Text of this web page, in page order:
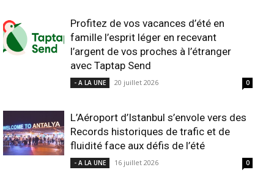
Profitez de vos vacances d’été en
famille l’esprit léger en recevant
l’argent de vos proches à l’étranger
avec Taptap Send
- A LA UNE 20 juillet 2026 0
L’Aéroport d’Istanbul s’envole vers des
Records historiques de trafic et de
fluidité face aux défis de l’été
- A LA UNE 16 juillet 2026 0